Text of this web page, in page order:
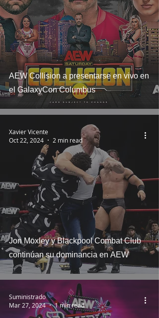
AEW Collision a presentarse en vivo en
el GalaxyCon Columbus
Jon Moxley y Blackpool Combat Club
continúan su dominancia en AEW
Xavier Vicente
Oct 22, 2024
2 min read
Suministrado
Mar 27, 2024
1 min read